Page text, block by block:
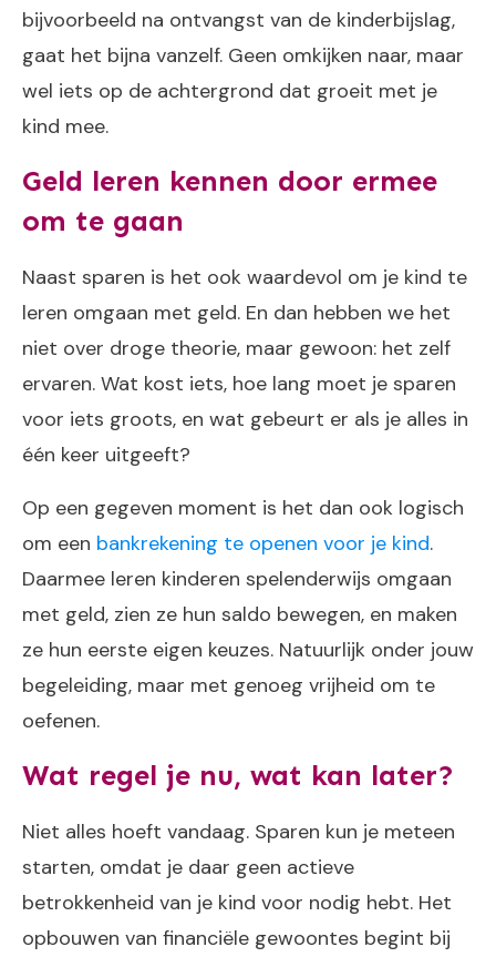
bijvoorbeeld na ontvangst van de kinderbijslag,
gaat het bijna vanzelf. Geen omkijken naar, maar
wel iets op de achtergrond dat groeit met je
kind mee.
Geld leren kennen door ermee
om te gaan
Naast sparen is het ook waardevol om je kind te
leren omgaan met geld. En dan hebben we het
niet over droge theorie, maar gewoon: het zelf
ervaren. Wat kost iets, hoe lang moet je sparen
voor iets groots, en wat gebeurt er als je alles in
één keer uitgeeft?
Op een gegeven moment is het dan ook logisch
om een bankrekening te openen voor je kind.
Daarmee leren kinderen spelenderwijs omgaan
met geld, zien ze hun saldo bewegen, en maken
ze hun eerste eigen keuzes. Natuurlijk onder jouw
begeleiding, maar met genoeg vrijheid om te
oefenen.
Wat regel je nu, wat kan later?
Niet alles hoeft vandaag. Sparen kun je meteen
starten, omdat je daar geen actieve
betrokkenheid van je kind voor nodig hebt. Het
opbouwen van financiële gewoontes begint bij